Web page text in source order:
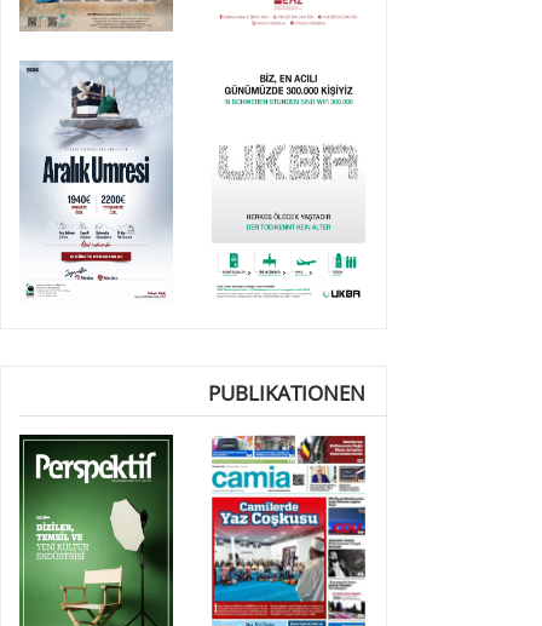
PUBLIKATIONEN